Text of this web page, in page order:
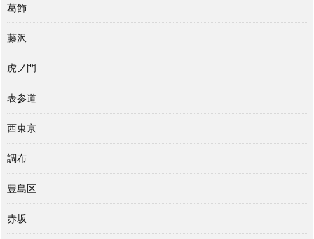
葛飾
藤沢
虎ノ門
表参道
西東京
調布
豊島区
赤坂